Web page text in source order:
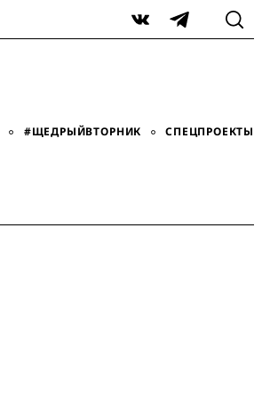
VK Telegram
#ЩЕДРЫЙВТОРНИК СПЕЦПРОЕКТЫ